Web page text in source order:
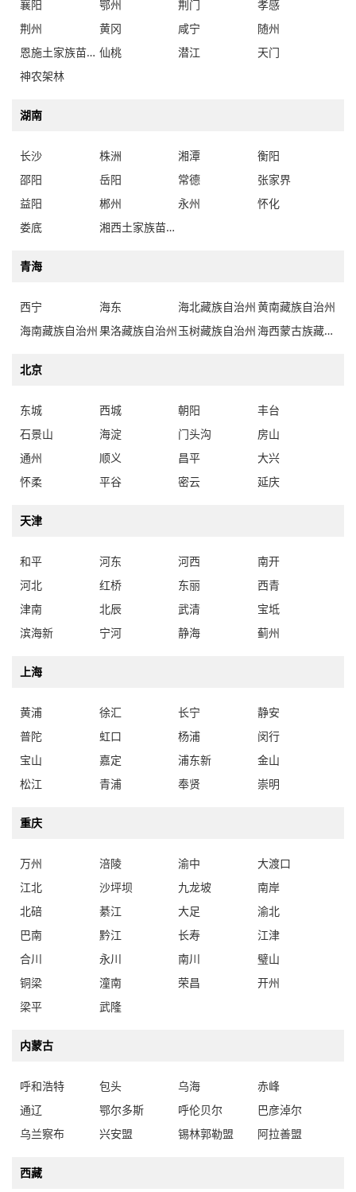
襄阳
鄂州 荆门
孝感
荆州
黄冈 咸宁
随州
恩施土家族苗族自治州 仙桃 潜江
天门
神农架林
湖南
长沙 株洲 湘潭
衡阳
邵阳
岳阳 常德
张家界
益阳
郴州 永州
怀化
娄底
湘西土家族苗族自治州
青海
西宁 海东 海北藏族自治州黄南藏族自治州
海南藏族自治州果洛藏族自治州玉树藏族自治州 海西蒙古族藏族自治州
北京
东城 西城 朝阳
丰台
石景山
海淀 门头沟
房山
通州
顺义 昌平
大兴
怀柔
平谷 密云 延庆
天津
和平 河东 河西
南开
河北
红桥 东丽
西青
津南
北辰 武清
宝坻
滨海新
宁河 静海 蓟州
上海
黄浦 徐汇 长宁
静安
普陀
虹口 杨浦
闵行
宝山
嘉定 浦东新
金山
松江
青浦 奉贤 崇明
重庆
万州 涪陵 渝中
大渡口
江北
沙坪坝 九龙坡
南岸
北碚
綦江 大足
渝北
巴南
黔江 长寿
江津
合川
永川 南川
璧山
铜梁
潼南 荣昌
开州
梁平
武隆
内蒙古
呼和浩特 包头 乌海
赤峰
通辽
鄂尔多斯 呼伦贝尔
巴彦淖尔
乌兰察布
兴安盟 锡林郭勒盟 阿拉善盟
西藏